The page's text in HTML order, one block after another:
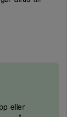
eller